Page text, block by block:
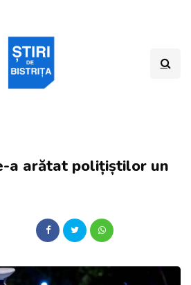
a arătat polițiștilor un